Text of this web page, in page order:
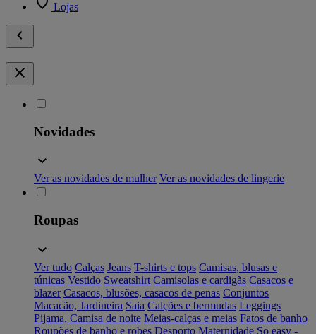
Lojas
Novidades
Ver as novidades de mulher Ver as novidades de lingerie
Roupas
Ver tudo Calças Jeans T-shirts e tops Camisas, blusas e
túnicas Vestido Sweatshirt Camisolas e cardigãs Casacos e
blazer Casacos, blusões, casacos de penas Conjuntos
Macacão, Jardineira Saia Calções e bermudas Leggings
Pijama, Camisa de noite Meias-calças e meias Fatos de banho
Roupões de banho e robes Desporto Maternidade So easy -